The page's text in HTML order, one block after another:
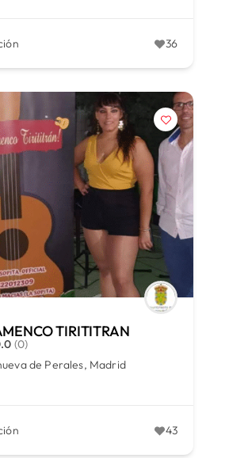
36
TIRITITRAN
(0)
de Perales, Madrid
43